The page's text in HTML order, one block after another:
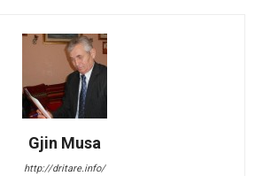
Gjin Musa
http://dritare.info/